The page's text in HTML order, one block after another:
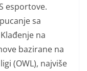
esportove.
sa
na
bazirane na
(OWL), najviše